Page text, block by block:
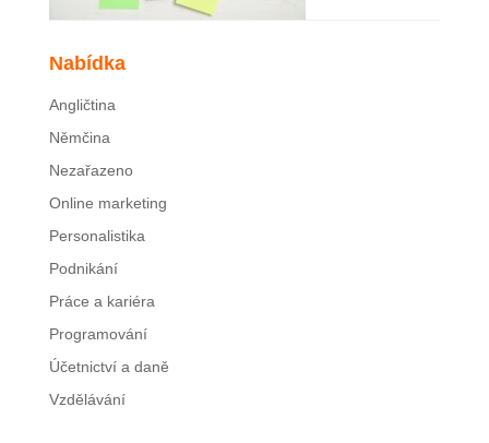
Nabídka
Angličtina
Němčina
Nezařazeno
Online marketing
Personalistika
Podnikání
Práce a kariéra
Programování
Účetnictví a daně
Vzdělávání